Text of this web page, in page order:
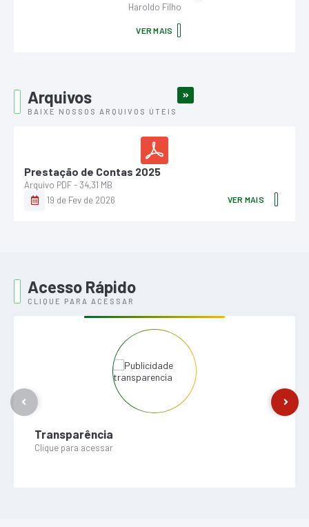
Arquivos
BAIXE NOSSOS ARQUIVOS ÚTEIS
Prestação de Contas 2025
19 de Fev de 2026
PDF 34,31 MB
VER MAIS
Acesso Rápido
CLIQUE PARA ACESSAR
Transparência
Clique para acessar